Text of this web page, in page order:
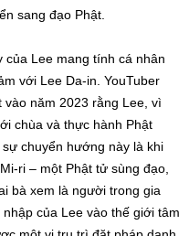
sang đạo Phật.
của Lee mang tính cá nhân
với Lee Da-in. YouTuber
năm 2023 rằng Lee, vì
chùa và thực hành Phật
chuyển hướng này là khi
ri – một Phật tử sùng đạo,
bà xem là người trong gia
của Lee vào thế giới tâm